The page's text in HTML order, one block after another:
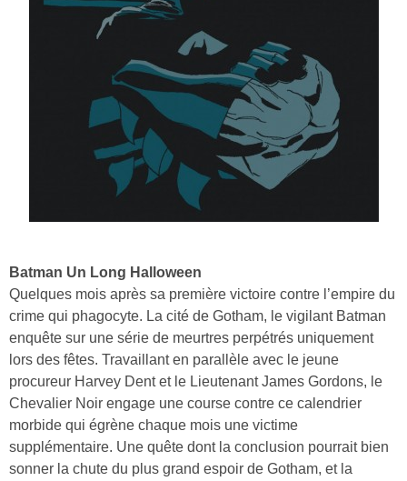
Batman Un Long Halloween
Quelques mois après sa première victoire contre l’empire du
crime qui phagocyte. La cité de Gotham, le vigilant Batman
enquête sur une série de meurtres perpétrés uniquement
lors des fêtes. Travaillant en parallèle avec le jeune
procureur Harvey Dent et le Lieutenant James Gordons, le
Chevalier Noir engage une course contre ce calendrier
morbide qui égrène chaque mois une victime
supplémentaire. Une quête dont la conclusion pourrait bien
sonner la chute du plus grand espoir de Gotham, et la